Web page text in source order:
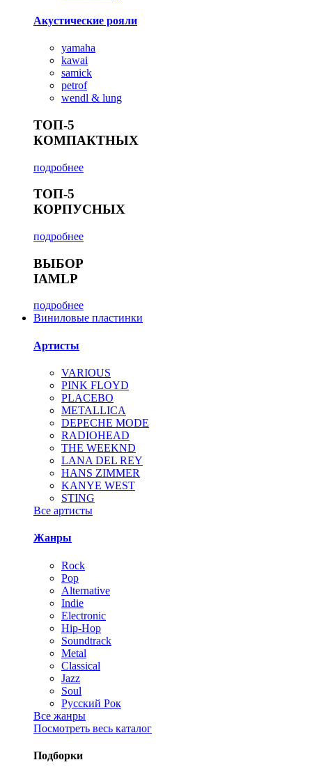
Акустические рояли
yamaha
kawai
samick
petrof
wendl & lung
ТОП-5
КОМПАКТНЫХ
подробнее
ТОП-5
КОРПУСНЫХ
подробнее
ВЫБОР
IAMLP
подробнее
Виниловые пластинки
Артисты
VARIOUS
PINK FLOYD
PLACEBO
METALLICA
DEPECHE MODE
RADIOHEAD
THE WEEKND
LANA DEL REY
HANS ZIMMER
KANYE WEST
STING
Все артисты
Жанры
Rock
Pop
Alternative
Indie
Electronic
Hip-Hop
Soundtrack
Metal
Classical
Jazz
Soul
Русский Рок
Все жанры
Посмотреть весь каталог
Подборки